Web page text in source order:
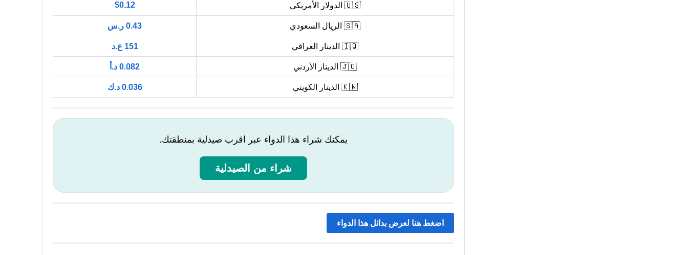
🇺🇸 الدولار الأمريكي $0.12
🇸🇦 الريال السعودي 0.43 ر.س
🇮🇶 الدينار العراقي 151 ع.د
🇯🇴 الدينار الأردني 0.082 د.أ
🇰🇼 الدينار الكويتي 0.036 د.ك
يمكنك شراء هذا الدواء عبر اقرب صيدلية بمنطقتك.
شراء من الصيدلية
اضغط هنا لعرض بدائل هذا الدواء